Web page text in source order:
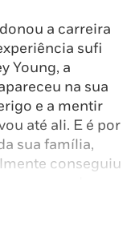
a carreira
sufi
Young, a
na sua
e a mentir
até ali. E é por
sua família,
conseguiu